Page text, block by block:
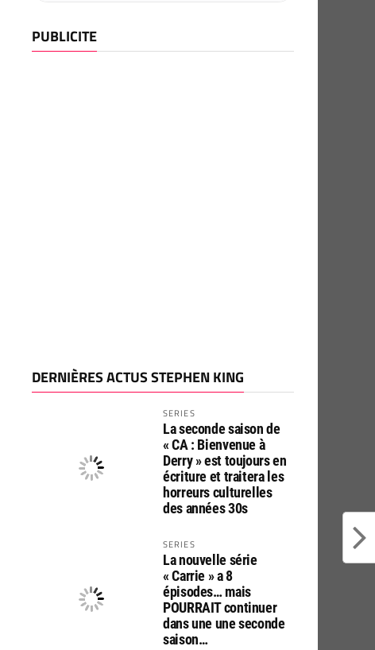
PUBLICITE
DERNIÈRES ACTUS STEPHEN KING
SERIES
La seconde saison de
« CA : Bienvenue à
Derry » est toujours en
écriture et traitera les
horreurs culturelles
des années 30s
SERIES
La nouvelle série
« Carrie » a 8
épisodes… mais
POURRAIT continuer
dans une une seconde
saison…